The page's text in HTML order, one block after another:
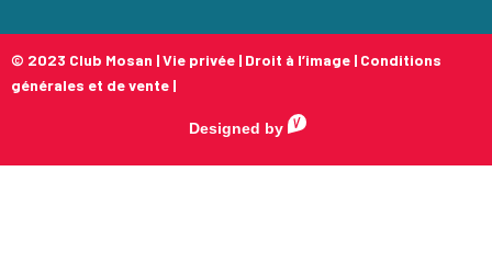
© 2023 Club Mosan |Vie privée | Droit à l’image | Conditions
générales et de vente |
Designed by